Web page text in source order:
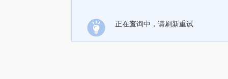
正在查询中，请刷新重试